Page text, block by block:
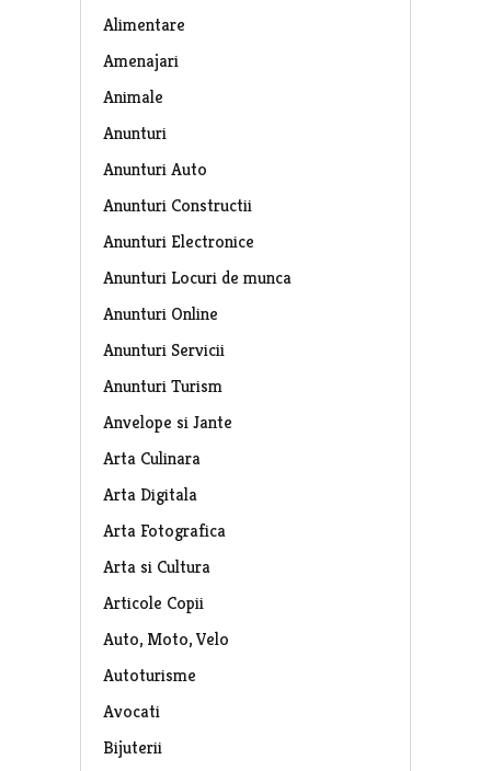
Alimentare
Amenajari
Animale
Anunturi
Anunturi Auto
Anunturi Constructii
Anunturi Electronice
Anunturi Locuri de munca
Anunturi Online
Anunturi Servicii
Anunturi Turism
Anvelope si Jante
Arta Culinara
Arta Digitala
Arta Fotografica
Arta si Cultura
Articole Copii
Auto, Moto, Velo
Autoturisme
Avocati
Bijuterii